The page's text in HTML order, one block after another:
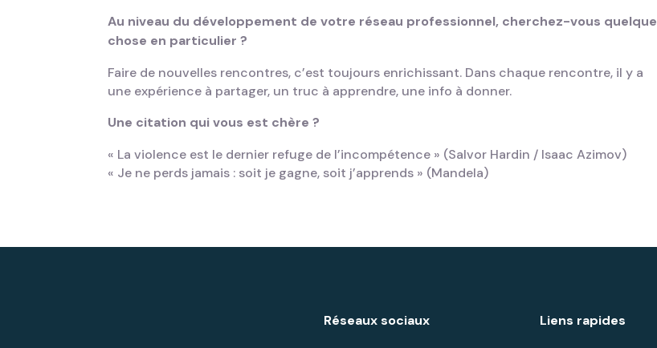
Au niveau du développement de votre réseau professionnel, cherchez-vous quelque
chose en particulier ?
Faire de nouvelles rencontres, c’est toujours enrichissant. Dans chaque rencontre, il y a
une expérience à partager, un truc à apprendre, une info à donner.
Une citation qui vous est chère ?
« La violence est le dernier refuge de l’incompétence » (Salvor Hardin / Isaac Azimov)
« Je ne perds jamais : soit je gagne, soit j’apprends » (Mandela)
Réseaux sociaux Liens rapides